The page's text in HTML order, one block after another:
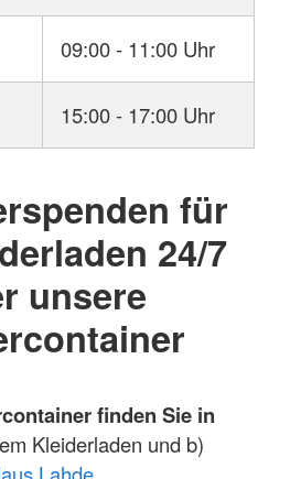
09:00 - 11:00 Uhr
15:00 - 17:00 Uhr
für
24/7
unsere
finden Sie in
Kleiderladen und b)